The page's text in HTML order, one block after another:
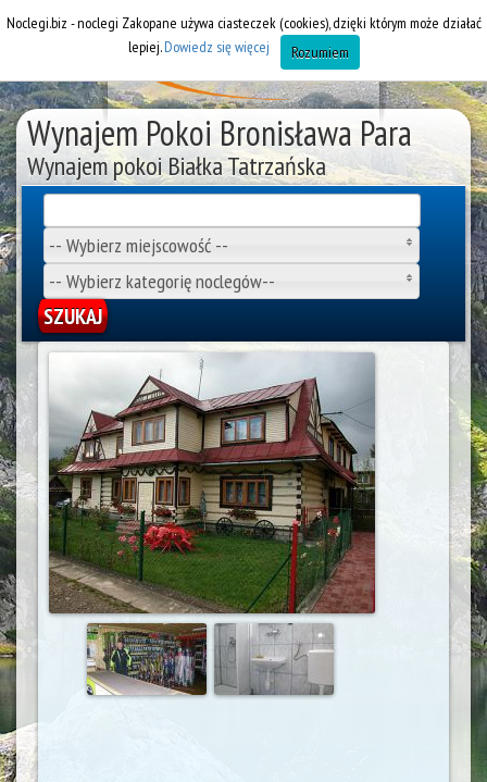
Wynajem Pokoi Bronisława Para
Wynajem pokoi Białka Tatrzańska
-- Wybierz miejscowość --
-- Wybierz kategorię noclegów--
Noclegi.biz - noclegi Zakopane używa ciasteczek (cookies), dzięki którym może działać
lepiej.Dowiedz się więcej Rozumiem